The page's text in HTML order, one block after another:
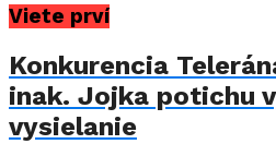
Viete prví
Konkurencia
inak. Jojka potichu
vysielanie